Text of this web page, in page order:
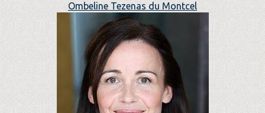
Ombeline Tezenas du Montcel